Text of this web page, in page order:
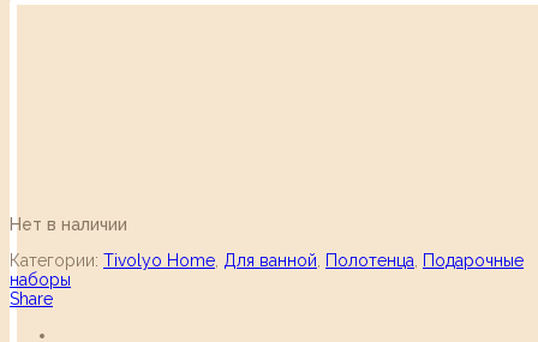
Нет в наличии
Категории: Tivolyo Home Для ванной Полотенца
Подарочные
наборы
Share